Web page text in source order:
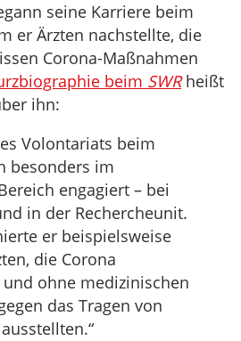
seine Karriere beim
er Ärzten nachstellte, die
Corona-Maßnahmen
beim SWRheißt
ihn:
Volontariats beim
besonders im
engagiert – bei
in der Rechercheunit.
er beispielsweise
die Corona
ohne medizinischen
das Tragen von